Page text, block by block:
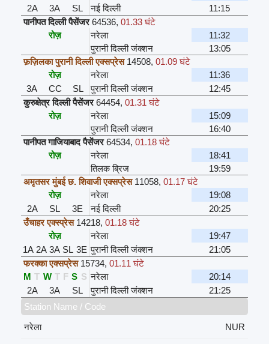
2A
3A SL नई दिल्ली
11:15
पानीपत दिल्ली पैसेंजर 64536, 01.33 घंटे
रोज़
नरेला
11:32
पुरानी दिल्ली जंक्शन
13:05
फ़ज़िलका पुरानी दिल्ली एक्सप्रेस 14508, 01.09 घंटे
रोज़
नरेला
11:36
3A
CC SL पुरानी दिल्ली जंक्शन
12:45
कुरुक्षेत्र दिल्ली पैसेंजर 64454, 01.31 घंटे
रोज़
नरेला
15:09
पुरानी दिल्ली जंक्शन
16:40
पानीपत गाजियाबाद पैसेंजर 64534, 01.18 घंटे
रोज़
नरेला
18:41
तिलक ब्रिज
19:59
अमृतसर मुंबई छ. शिवाजी एक्सप्रेस 11058, 01.17 घंटे
रोज़
नरेला
19:08
2A
SL 3E नई दिल्ली
20:25
उँचाहर एक्स्प्रेस 14218, 01.18 घंटे
रोज़
नरेला
19:47
1A 2A 3A SL 3E पुरानी दिल्ली जंक्शन
21:05
फरक्का एक्सप्रेस 15734, 01.11 घंटे
M T W T F S S नरेला
20:14
2A
3A SL पुरानी दिल्ली जंक्शन
21:25
Station Name / Code
नरेला
NUR